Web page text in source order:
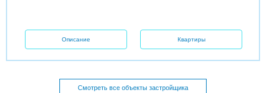
Описание Квартиры
Смотреть все объекты застройщика